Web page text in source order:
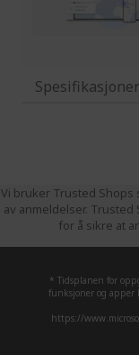
Spesifikasjoner
Vi bruker Trusted
av anmeldelser.
for å sikre at
* Tidsplanen for
funksjoner og apper
https://